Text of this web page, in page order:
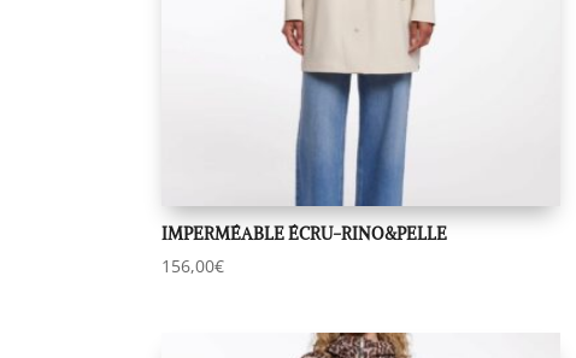
IMPERMÉABLE ÉCRU-RINO&PELLE
156,00€